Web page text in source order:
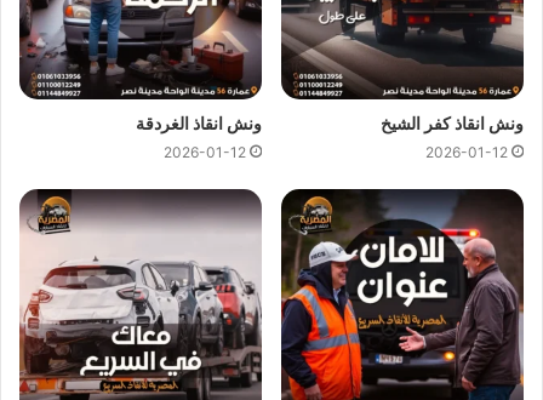
ونش انقاذفي احمد عرابي وسعر ونش انقاذثابت لدينا ولن يتم
مطالبتك بأي رسوم إضافية أو إكرامية لاناسعار ونش انقاذ سيارات
لدينا تعتبر رمزية لأننا نمتلكونش انقاذ قريبونقدم خدماتنا بارخص
اقرب ونش انقاذفي احمد عرابي ،فريق المساعدة على اتم
الاستعداد وجاهز دائما لمساعدتك في اي وقت خلال النهار او الليل
لمساعدتك تشمل خدمات الانقاذ السريع للسيارات في احمد عرابي
علي ما يلي:
انقاذالسيارات
نقل السيارات
ونش انقاذ كفر الشيخ
2026-01-12
ونش انقاذ الغردقة
2026-01-12